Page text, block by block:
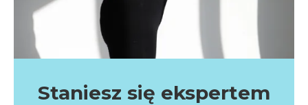
Staniesz się ekspertem